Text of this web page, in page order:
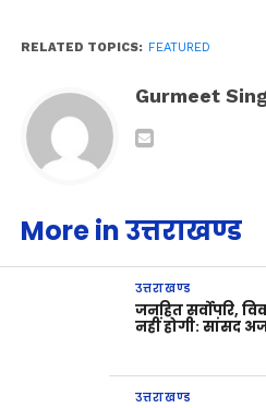
RELATED TOPICS: FEATURED
Gurmeet
More in उत्तराखण्ड
उत्तराखण्ड
जनहित सर्वोपरि,
नहीं होगी: सांसद
उत्तराखण्ड